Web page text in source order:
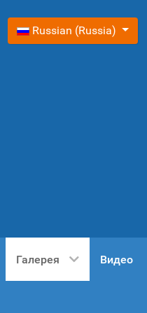
Выберите язык
Russian (Russia)
Галерея Видео